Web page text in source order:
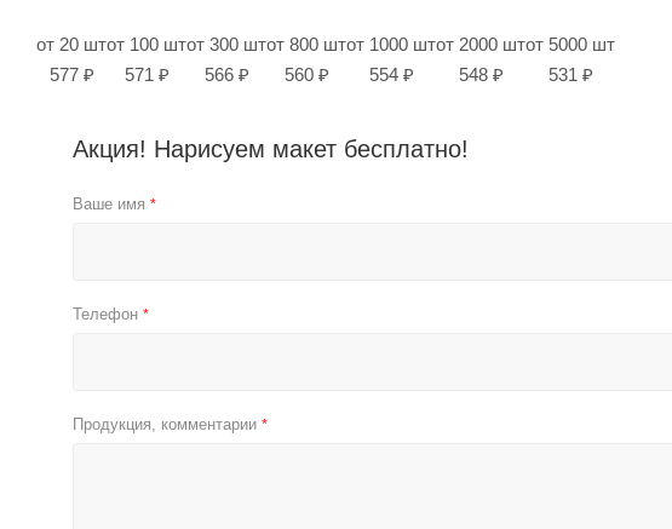
от 20 шт
577 ₽
от 100 шт
571 ₽
от 300 шт
566 ₽
от 800 шт
560 ₽
от 1000 шт
554 ₽
от 2000 шт
548 ₽
от 5000 шт
531 ₽
Акция! Нарисуем макет бесплатно!
Ваше имя *
Телефон *
Продукция, комментарии *